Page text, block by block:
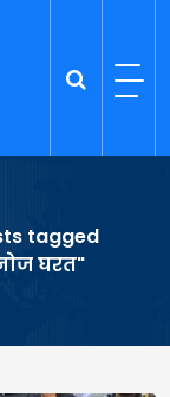
tagged
घरत"